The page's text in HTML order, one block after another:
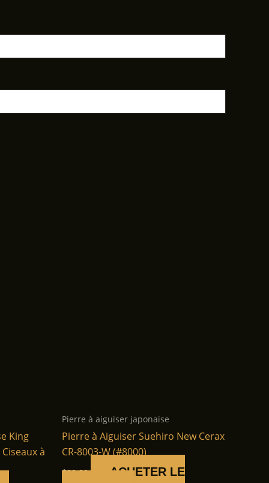
King
à
Pierre à aiguiser japonaise
Pierre à Aiguiser Suehiro New Cerax
CR-8003-W (#8000)
$89.00
ACHETER LE